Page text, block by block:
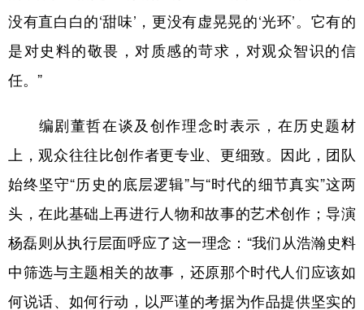
没有直白白的‘甜味’，更没有虚晃晃的‘光环’。它有的
是对史料的敬畏，对质感的苛求，对观众智识的信
任。”
编剧董哲在谈及创作理念时表示，在历史题材
上，观众往往比创作者更专业、更细致。因此，团队
始终坚守“历史的底层逻辑”与“时代的细节真实”这两
头，在此基础上再进行人物和故事的艺术创作；导演
杨磊则从执行层面呼应了这一理念：“我们从浩瀚史料
中筛选与主题相关的故事，还原那个时代人们应该如
何说话、如何行动，以严谨的考据为作品提供坚实的